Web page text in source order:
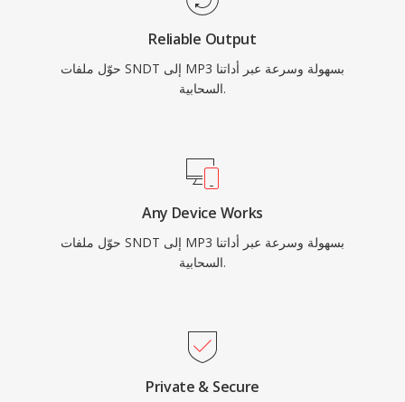
Reliable Output
حوّل ملفات SNDT إلى MP3 بسهولة وسرعة عبر أداتنا
السحابية.
Any Device Works
حوّل ملفات SNDT إلى MP3 بسهولة وسرعة عبر أداتنا
السحابية.
Private & Secure